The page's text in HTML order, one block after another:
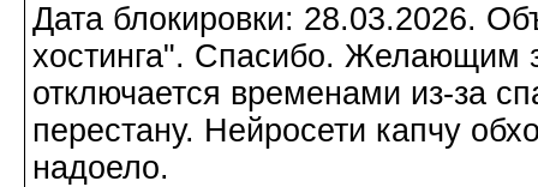
Дата блокировки: 28.03.2026.
хостинга". Спасибо. Желающим
отключается временами из-за
перестану. Нейросети капчу
надоело.